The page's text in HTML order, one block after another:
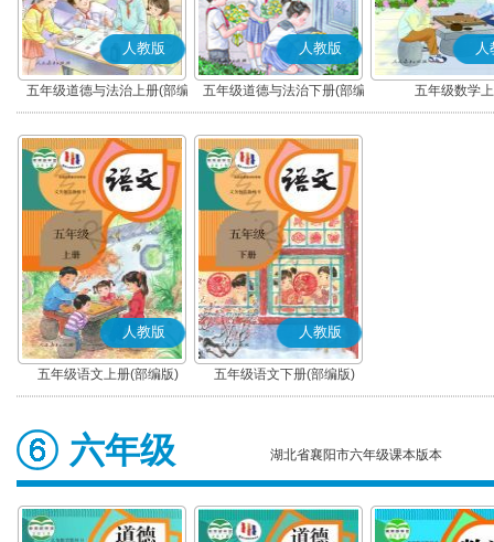
人教版
五年级道德与法治上册(部编
版)
人教版
五年级道德与法治下册(部编
版)
人
五年级数学
人教版
五年级语文上册(部编版)
人教版
五年级语文下册(部编版)
六年级 湖北省襄阳市六年级课本版本